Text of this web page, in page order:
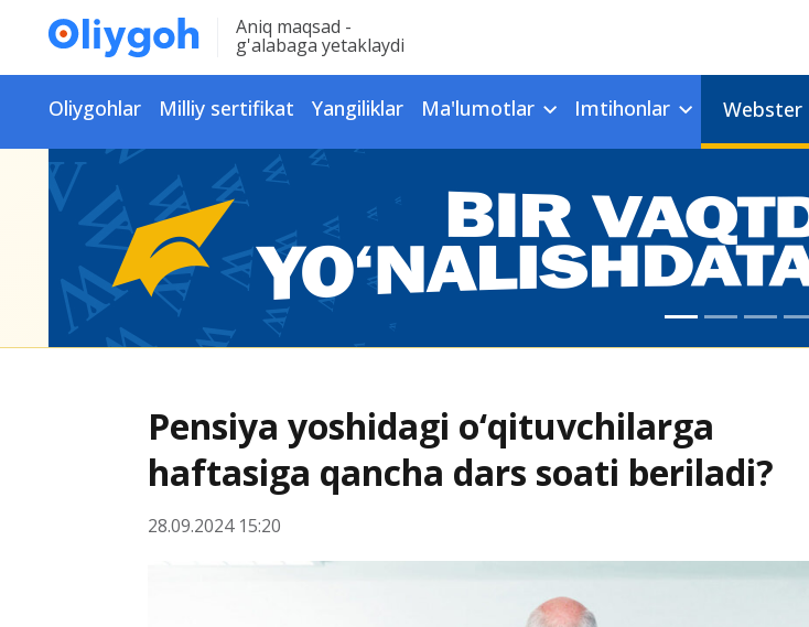
Aniq maqsad -
g'alabaga yetaklaydi
Oliygohlar Milliy sertifikat Yangiliklar Ma'lumotlar Imtihonlar Webster
Pensiya yoshidagi o‘qituvchilarga
haftasiga qancha dars soati beriladi?
28.09.2024 15:20